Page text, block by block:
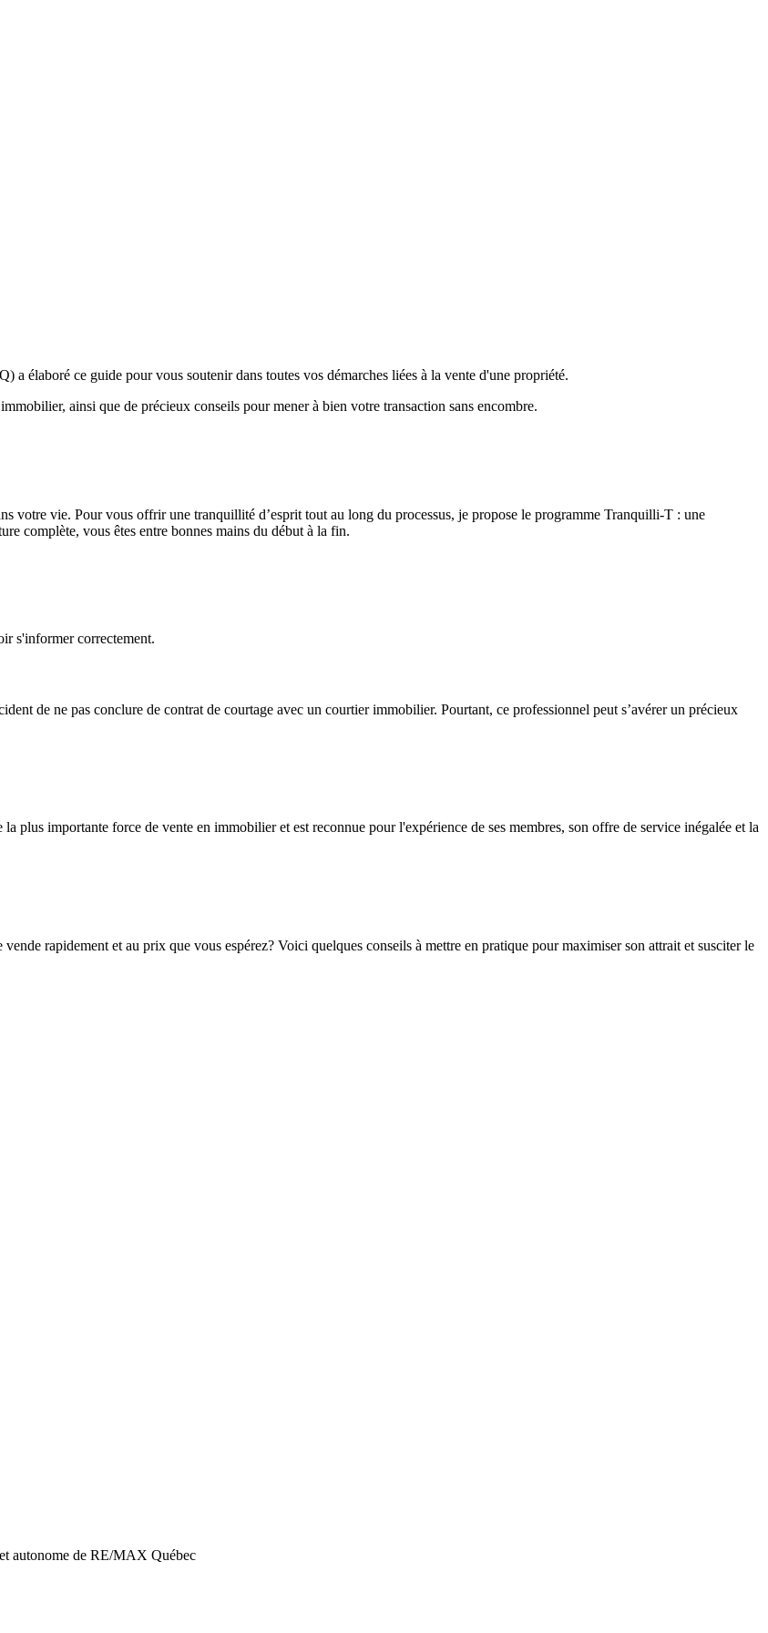
élaboré ce guide pour vous soutenir dans toutes vos démarches liées à la vente d'une propriété.
ainsi que de précieux conseils pour mener à bien votre transaction sans encombre.
votre vie. Pour vous offrir une tranquillité d’esprit tout au long du processus, je propose le programme Tranquilli-T : une
complète, vous êtes entre bonnes mains du début à la fin.
s'informer correctement.
de ne pas conclure de contrat de courtage avec un courtier immobilier. Pourtant, ce professionnel peut s’avérer un précieux
plus importante force de vente en immobilier et est reconnue pour l'expérience de ses membres, son offre de service inégalée et la
rapidement et au prix que vous espérez? Voici quelques conseils à mettre en pratique pour maximiser son attrait et susciter le
autonome de RE/MAX Québec